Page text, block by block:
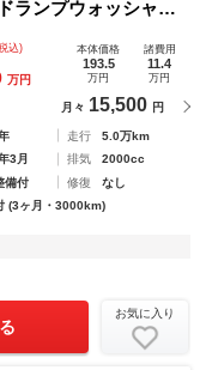
ンプウォッシャ
ション 全車速追従
ｔｏｏｔｈ スマー
込)
万円
本体価格
193.5
万円
諸費用
11.4
万円
月々 15,500 円
走行
5.0万km
3月 排気
2000cc
備付 修復
なし
(3ヶ月・3000km)
お気に入り